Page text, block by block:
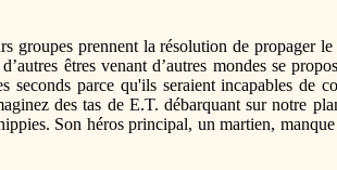
prennent la résolution de propager le
êtres venant d’autres mondes se
seconds parce qu'ils seraient incapables de
des tas de E.T. débarquant sur notre
Son héros principal, un martien,